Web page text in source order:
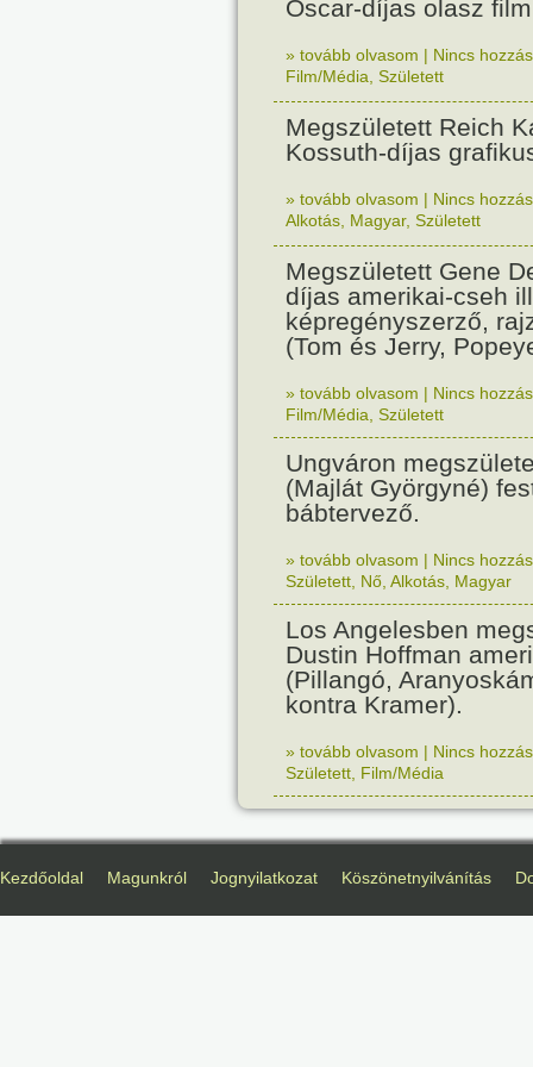
Oscar-díjas olasz
» tovább olvasom | Nincs
Film/Média Született
Megszületett Reich
Kossuth-díjas
» tovább olvasom | Nincs
Alkotás Magyar, Született
Megszületett Gene
díjas amerikai-cseh
képregényszerző,
(Tom és Jerry,
» tovább olvasom | Nincs
Film/Média Született
Ungváron
(Majlát Györgyné)
bábtervező.
» tovább olvasom | Nincs
Született Nő Alkotás Magyar
Los Angelesben
Dustin Hoffman
(Pillangó,
kontra Kramer).
» tovább olvasom | Nincs
Született Film/Média
Kezdőoldal Magunkról Jognyilatkozat Köszönetnyilvánítás